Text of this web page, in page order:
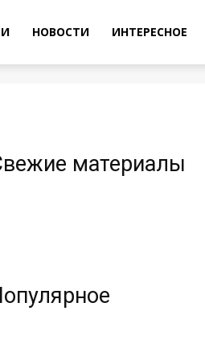
НОВОСТИ ИНТЕРЕСНОЕ
материалы